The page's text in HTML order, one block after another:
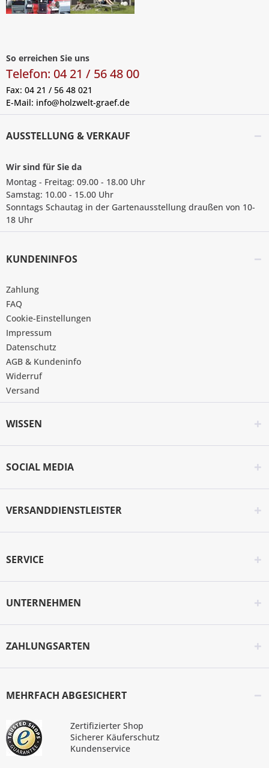
So erreichen Sie uns
Telefon: 04 21 / 56 48 00
Fax: 04 21 / 56 48 021
E-Mail: info@holzwelt-graef.de
AUSSTELLUNG & VERKAUF
Wir sind für Sie da
Montag - Freitag: 09.00 - 18.00 Uhr
Samstag: 10.00 - 15.00 Uhr
Sonntags Schautag in der Gartenausstellung draußen von 10-
18 Uhr
KUNDENINFOS
Zahlung
FAQ
Cookie-Einstellungen
Impressum
Datenschutz
AGB & Kundeninfo
Widerruf
Versand
WISSEN
SOCIAL MEDIA
VERSANDDIENSTLEISTER
SERVICE
UNTERNEHMEN
ZAHLUNGSARTEN
MEHRFACH ABGESICHERT
Zertifizierter Shop
Sicherer Käuferschutz
Kundenservice